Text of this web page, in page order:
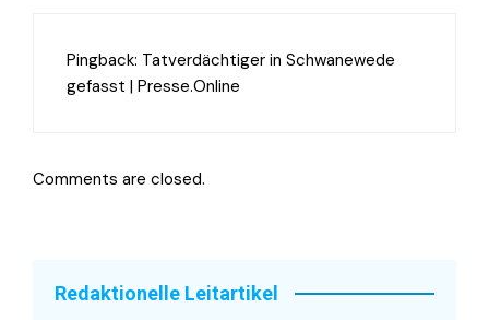
Pingback: Tatverdächtiger in Schwanewede
gefasst | Presse.Online
Comments are closed.
Redaktionelle Leitartikel